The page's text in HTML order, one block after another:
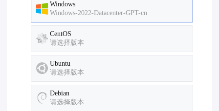
Windows
Windows-2022-Datacenter-GPT-cn
CentOS
请选择版本
Ubuntu
请选择版本
Debian
请选择版本